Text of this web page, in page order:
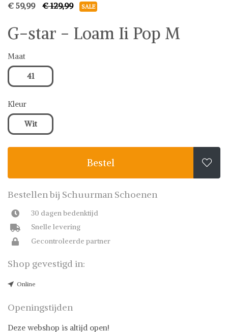
€ 59,99 € 129,99 SALE
G-star - Loam Ii Pop M
Maat
41
Kleur
Wit
Bestel 
Bestellen bij Schuurman Schoenen
30 dagen bedenktijd
Snelle levering
Gecontroleerde partner
Shop gevestigd in:
Online
Openingstijden
Deze webshop is altijd open!